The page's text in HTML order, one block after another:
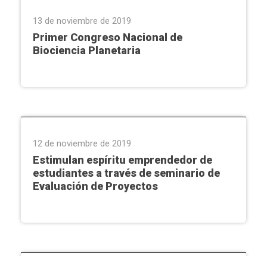
13 de noviembre de 2019
Primer Congreso Nacional de
Biociencia Planetaria
12 de noviembre de 2019
Estimulan espíritu emprendedor de
estudiantes a través de seminario de
Evaluación de Proyectos